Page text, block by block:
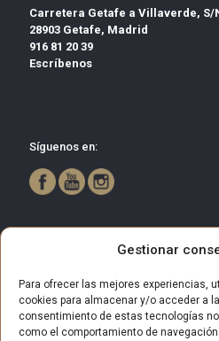
Gestionar
Para ofrecer las mejores experiencias,
cookies para almacenar y/o acceder a
consentimiento de estas tecnologías
como el comportamiento de
Carretera Getafe a Villaverde, S/
28903 Getafe, Madrid
916 81 20 39
Escríbenos
Síguenos en: